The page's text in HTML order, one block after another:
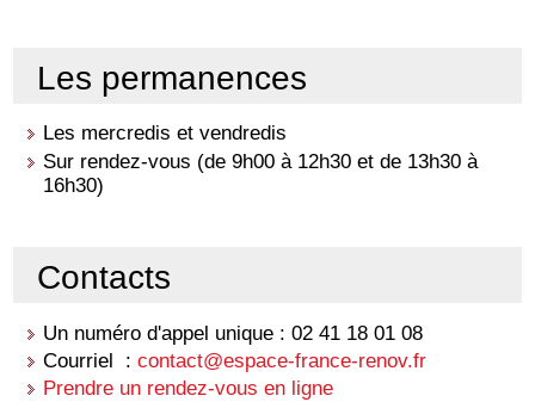
Les permanences
Les mercredis et vendredis
Sur rendez-vous (de 9h00 à 12h30 et de 13h30 à
16h30)
Contacts
Un numéro d'appel unique : 02 41 18 01 08
Courriel :contact@espace-france-renov.fr
Prendre un rendez-vous en ligne